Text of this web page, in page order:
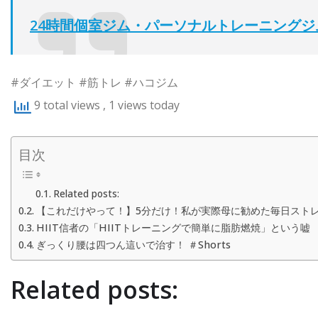
24時間個室ジム・パーソナルトレーニング
#ダイエット #筋トレ #ハコジム
9 total views , 1 views today
目次
Related posts:
【これだけやって！】5分だけ！私が実際母に勧めた毎日スト
HIIT信者の「HIITトレーニングで簡単に脂肪燃焼」という嘘
ぎっくり腰は四つん這いで治す！ ＃Shorts
Related posts: